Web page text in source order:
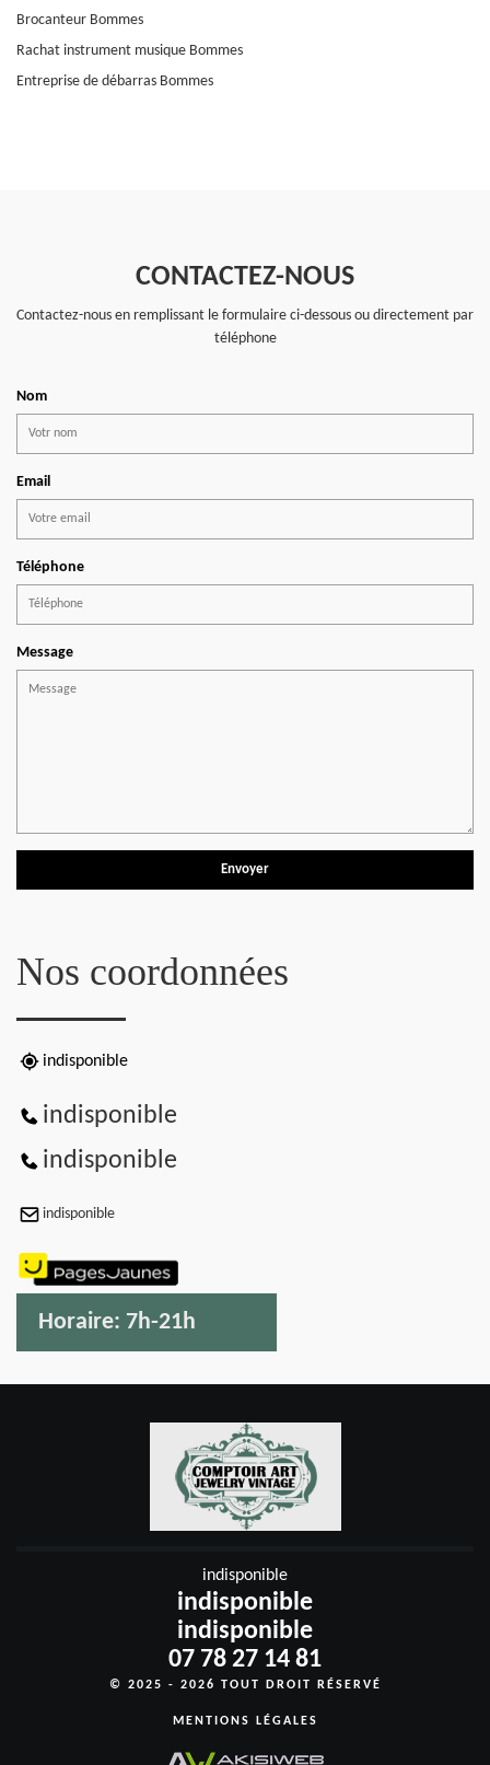
Brocanteur Bommes
Rachat instrument musique Bommes
Entreprise de débarras Bommes
CONTACTEZ-NOUS
Contactez-nous en remplissant le formulaire ci-dessous ou directement par
téléphone
Nom
Email
Téléphone
Message
Nos coordonnées
indisponible
indisponible
indisponible
indisponible
Horaire: 7h-21h
indisponible
indisponible
indisponible
07 78 27 14 81
© 2025 - 2026 TOUT DROIT RÉSERVÉ
MENTIONS LÉGALES